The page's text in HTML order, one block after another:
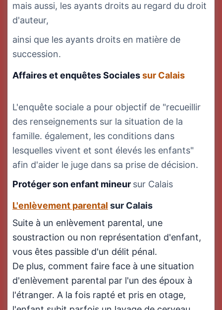
mais aussi, les ayants droits au regard du droit
d'auteur,
ainsi que les ayants droits en matière de
succession.
Affaires et enquêtes Socialessur Calais
L'enquête sociale a pour objectif de "recueillir
des renseignements sur la situation de la
famille. également, les conditions dans
lesquelles vivent et sont élevés les enfants"
afin d'aider le juge dans sa prise de décision.
Protéger son enfant mineur sur Calais
L'enlèvement parental sur Calais
Suite à un enlèvement parental, une
soustraction ou non représentation d'enfant,
vous êtes passible d'un délit pénal.
De plus, comment faire face à une situation
d'enlèvement parental par l'un des époux à
l'étranger. A la fois rapté et pris en otage,